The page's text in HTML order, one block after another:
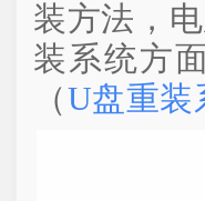
装方法，
装系统方
（U盘重装